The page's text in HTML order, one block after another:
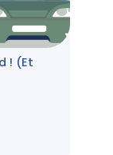
! (Et